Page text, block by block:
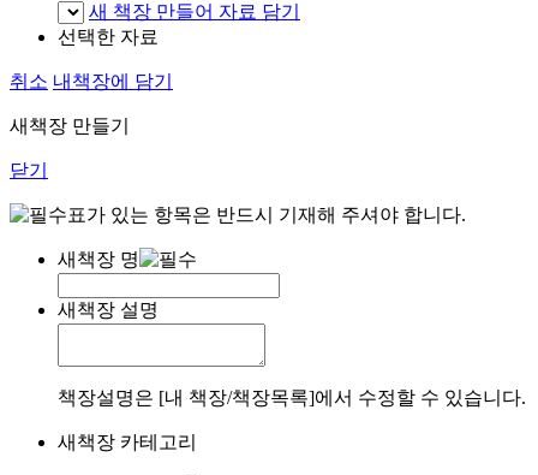
새 책장 만들어 자료 담기
선택한 자료
취소 내책장에 담기
새책장 만들기
닫기
표가 있는 항목은 반드시 기재해 주셔야 합니다.
새책장 명
새책장 설명
책장설명은 [내 책장/책장목록]에서 수정할 수 있습니다.
새책장 카테고리